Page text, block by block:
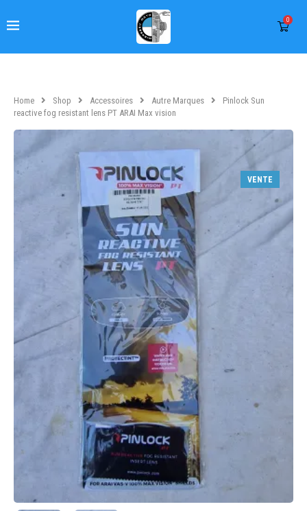
0
Home Shop Accessoires Autre Marques
Pinlock Sun
reactive fog resistant lens PT ARAI Max vision
VENTE